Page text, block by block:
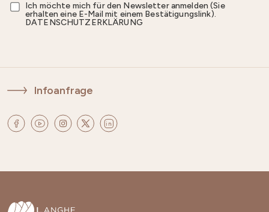
Ich möchte mich für den Newsletter anmelden (Sie
erhalten eine E-Mail mit einem Bestätigungslink).
DATENSCHUTZERKLÄRUNG
Infoanfrage